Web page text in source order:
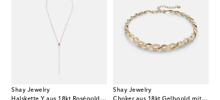
Shay Jewelry
Shay Jewelry